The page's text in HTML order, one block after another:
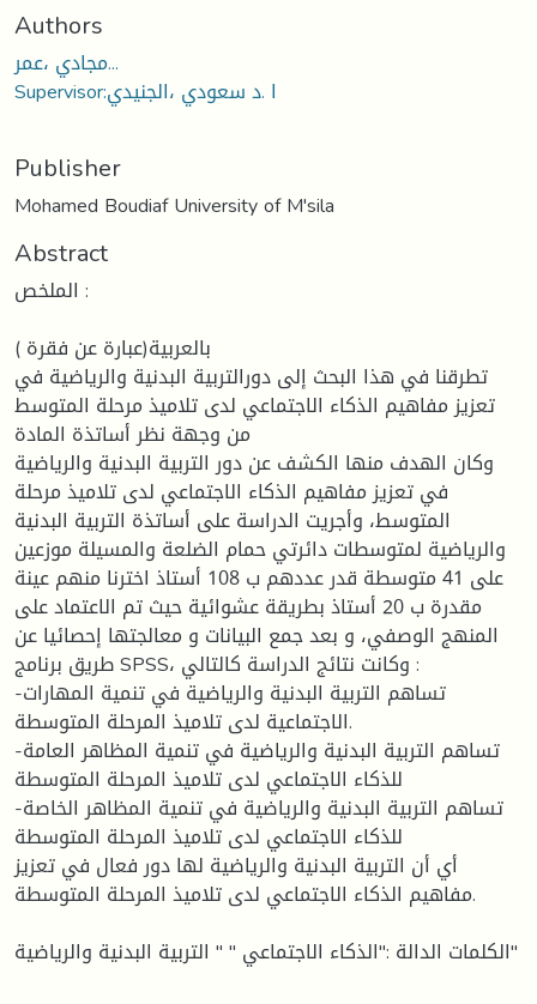
Authors
مجادي ،عمر...
Supervisor:ا .د سعودي ،الجنيدي
Publisher
Mohamed Boudiaf University of M'sila
Abstract
الملخص :
بالعربية(عبارة عن فقرة )
تطرقنا في هذا البحث إلى دورالتربية البدنية والرياضية في
تعزيز مفاهيم الذكاء الاجتماعي لدى تلاميذ مرحلة المتوسط
من وجهة نظر أساتذة المادة
وكان الهدف منها الكشف عن دور التربية البدنية والرياضية
في تعزيز مفاهيم الذكاء الاجتماعي لدى تلاميذ مرحلة
المتوسط، وأجريت الدراسة على أساتذة التربية البدنية
والرياضية لمتوسطات دائرتي حمام الضلعة والمسيلة موزعين
على 41 متوسطة قدر عددهم ب 108 أستاذ اخترنا منهم عينة
مقدرة ب 20 أستاذ بطريقة عشوائية حيث تم الاعتماد على
المنهج الوصفي، و بعد جمع البيانات و معالجتها إحصائيا عن
طريق برنامج SPSS، وكانت نتائج الدراسة كالتالي :
-تساهم التربية البدنية والرياضية في تنمية المهارات
الاجتماعية لدى تلاميذ المرحلة المتوسطة.
-تساهم التربية البدنية والرياضية في تنمية المظاهر العامة
للذكاء الاجتماعي لدى تلاميذ المرحلة المتوسطة
-تساهم التربية البدنية والرياضية في تنمية المظاهر الخاصة
للذكاء الاجتماعي لدى تلاميذ المرحلة المتوسطة
أي أن التربية البدنية والرياضية لها دور فعال في تعزيز
مفاهيم الذكاء الاجتماعي لدى تلاميذ المرحلة المتوسطة.
الكلمات الدالة :"الذكاء الاجتماعي " " التربية البدنية والرياضية"